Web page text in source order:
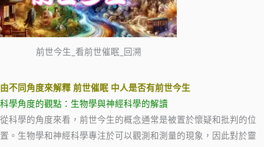
前世今生_看前世催眠_回溯
由不同角度來解釋 前世催眠 中人是否有前世今生
科學角度的觀點：生物學與神經科學的解讀
從科學的角度來看，前世今生的概念通常是被置於懷疑和批判的位
置。生物學和神經科學專注於可以觀測和測量的現象，因此對於靈